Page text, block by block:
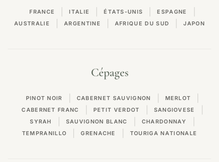
FRANCE ITALIE ÉTATS-UNIS ESPAGNE
AUSTRALIE ARGENTINE AFRIQUE DU SUD JAPON
Cépages
PINOT NOIR CABERNET SAUVIGNON MERLOT
CABERNET FRANC PETIT VERDOT SANGIOVESE
SYRAH SAUVIGNON BLANC CHARDONNAY
TEMPRANILLO GRENACHE TOURIGA NATIONALE